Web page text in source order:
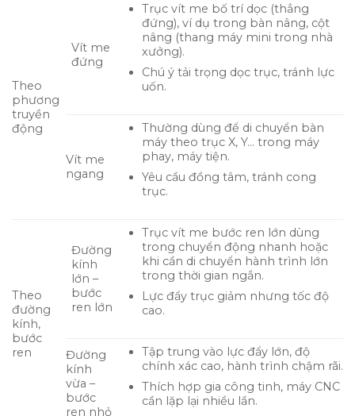
Theo
phương
truyền
động
Vít me
đứng
Trục vít me bố trí dọc (thẳng
đứng), ví dụ trong bàn nâng, cột
nâng (thang máy mini trong nhà
xưởng).
Chú ý tải trọng dọc trục, tránh lực
uốn.
Vít me
ngang
Thường dùng để di chuyển bàn
máy theo trục X, Y… trong máy
phay, máy tiện.
Yêu cầu đồng tâm, tránh cong
trục.
Theo
đường
kính,
bước
ren
Đường
kính
lớn –
bước
ren lớn
Trục vít me bước ren lớn dùng
trong chuyển động nhanh hoặc
khi cần di chuyển hành trình lớn
trong thời gian ngắn.
Lực đẩy trục giảm nhưng tốc độ
cao.
Đường
kính
vừa –
bước
ren nhỏ
Tập trung vào lực đẩy lớn, độ
chính xác cao, hành trình chậm rãi.
Thích hợp gia công tinh, máy CNC
cần lặp lại nhiều lần.